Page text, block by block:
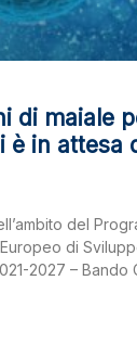
di maiale
è in attesa
del
di
2027 – Bando